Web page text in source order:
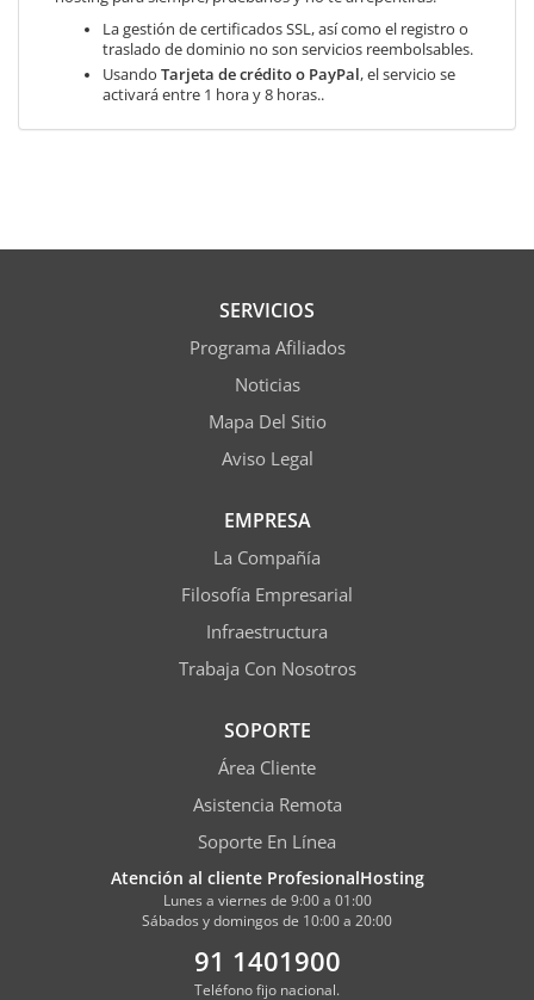
La gestión de certificados SSL, así como el registro o
traslado de dominio no son servicios reembolsables.
Usando Tarjeta de crédito o PayPal, el servicio se
activará entre 1 hora y 8 horas..
SERVICIOS
Programa Afiliados
Noticias
Mapa Del Sitio
Aviso Legal
EMPRESA
La Compañía
Filosofía Empresarial
Infraestructura
Trabaja Con Nosotros
SOPORTE
Área Cliente
Asistencia Remota
Soporte En Línea
Atención al cliente ProfesionalHosting
Lunes a viernes de 9:00 a 01:00
Sábados y domingos de 10:00 a 20:00
91 1401900
Teléfono fijo nacional.